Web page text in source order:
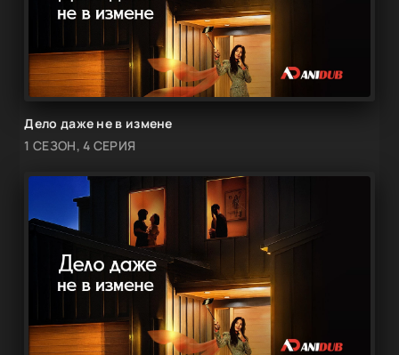
Дело даже не в измене
1 СЕЗОН, 4 СЕРИЯ